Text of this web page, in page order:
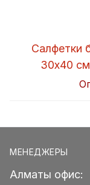
Салфетки
30x40
МЕНЕДЖЕРЫ
Алматы офис: